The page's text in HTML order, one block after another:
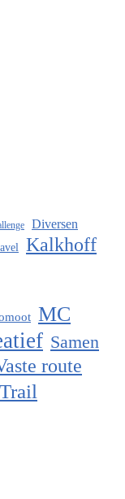
Diversen
Kalkhoff
MC
Samen
route